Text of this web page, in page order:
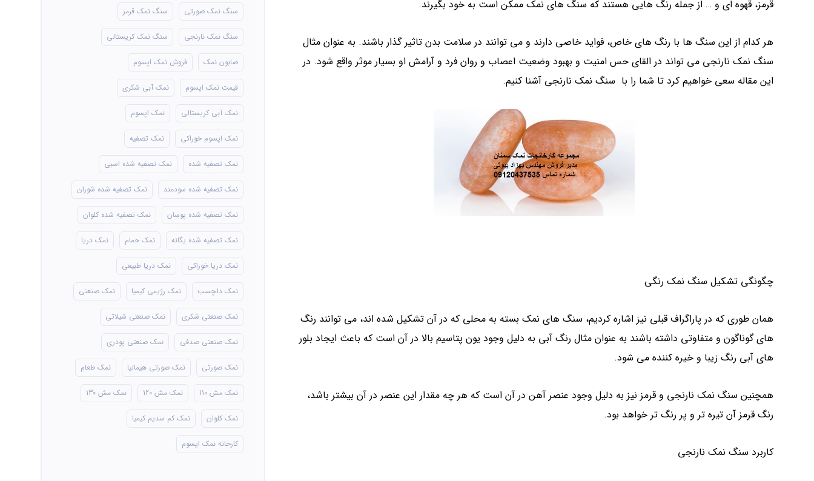
قرمز، قهوه ای و … از جمله رنگ هایی هستند که سنگ های نمک ممکن است به خود بگیرند.
هر کدام از این سنگ ها با رنگ های خاص، فواید خاصی دارند و می توانند در سلامت بدن تاثیر گذار باشند. به عنوان مثال
سنگ نمک نارنجی می تواند در القای حس امنیت و بهبود وضعیت اعصاب و روان فرد و آرامش او بسیار موثر واقع شود. در
این مقاله سعی خواهیم کرد تا شما را با سنگ نمک نارنجی آشنا کنیم.
چگونگی تشکیل سنگ نمک رنگی
همان طوری که در پاراگراف قبلی نیز اشاره کردیم، سنگ های نمک بسته به محلی که در آن تشکیل شده اند، می توانند رنگ
های گوناگون و متفاوتی داشته باشند به عنوان مثال رنگ آبی به دلیل وجود یون پتاسیم بالا در آن است که باعث ایجاد بلور
های آبی رنگ زیبا و خیره کننده می شود.
همچنین سنگ نمک نارنجی و قرمز نیز به دلیل وجود عنصر آهن در آن است که هر چه مقدار این عنصر در آن بیشتر باشد،
رنگ قرمز آن تیره تر و پر رنگ تر خواهد بود.
کاربرد سنگ نمک نارنجی
سنگ نمک صورتی سنگ نمک قرمز
سنگ نمک نارنجی سنگ نمک کریستالی
صابون نمک فروش نمک اپسوم
قیمت نمک اپسوم نمک آبی شکری
نمک آبی کریستالی نمک اپسوم
نمک اپسوم خوراکی نمک تصفیه
نمک تصفیه شده نمک تصفیه شده اسبی
نمک تصفیه شده سودمند نمک تصفیه شده شوران
نمک تصفیه شده پوسان نمک تصفیه شده کلوان
نمک تصفیه شده یگانه نمک حمام نمک دریا
نمک دریا خوراکی نمک دریا طبیعی
نمک دلچسب نمک رژیمی کیمیا نمک صنعتی
نمک صنعتی شکری نمک صنعتی شیلاتی
نمک صنعتی صدفی نمک صنعتی پودری
نمک صورتی نمک صورتی هیمالیا نمک طعام
نمک مش 110 نمک مش 120 نمک مش 130
نمک کلوان نمک کم سدیم کیمیا
کارخانه نمک اپسوم